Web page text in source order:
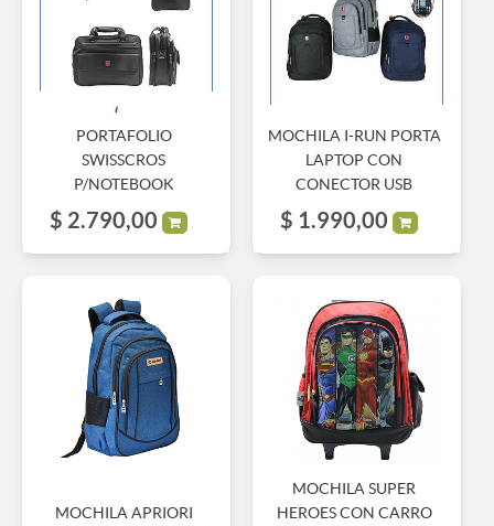
PORTAFOLIO
SWISSCROS
P/NOTEBOOK
$ 2.790,00
MOCHILA I-RUN PORTA
LAPTOP CON
CONECTOR USB
$ 1.990,00
MOCHILA APRIORI
MOCHILA SUPER
HEROES CON CARRO